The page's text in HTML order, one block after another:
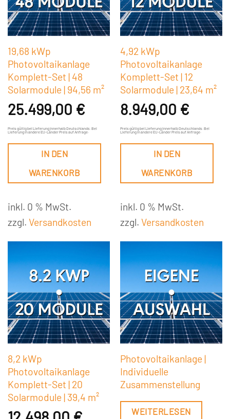
19,68 kWp
Photovoltaikanlage
Komplett-Set | 48
Solarmodule | 94,56 m²
25.499,00 €
Preis gültig bei Lieferung innerhalb Deutschlands. Bei
Lieferung in andere EU-Länder Preis auf Anfrage.
IN DEN
WARENKORB
inkl. 0 % MwSt.
zzgl. Versandkosten
4,92 kWp
Photovoltaikanlage
Komplett-Set | 12
Solarmodule | 23,64 m²
8.949,00 €
Preis gültig bei Lieferung innerhalb Deutschlands. Bei
Lieferung in andere EU-Länder Preis auf Anfrage.
IN DEN
WARENKORB
inkl. 0 % MwSt.
zzgl. Versandkosten
8,2 kWp
Photovoltaikanlage
Komplett-Set | 20
Solarmodule | 39,4 m²
Photovoltaikanlage |
Individuelle
Zusammenstellung
WEITERLESEN